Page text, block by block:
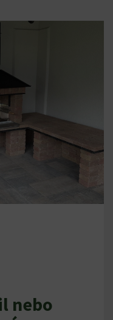
nebo